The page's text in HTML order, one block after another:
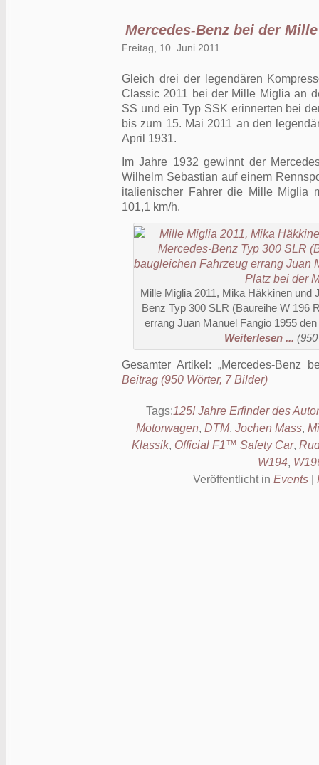
Mercedes-Benz bei der
Freitag, 10. Juni 2011
Gleich drei der legendären
Classic 2011 bei der Mille Miglia an
SS und ein Typ SSK erinnerten bei
bis zum 15. Mai 2011 an den
April 1931.
Im Jahre 1932 gewinnt der
Wilhelm Sebastian auf einem
italienischer Fahrer die Mille Miglia
101,1 km/h.
Mille Miglia 2011, Mika Häkkinen und
Benz Typ 300 SLR (Baureihe W 196
errang Juan Manuel Fangio 1955
Weiterlesen ...
Gesamter Artikel:
Mercedes-Benz
Beitrag (950 Wörter, 7 Bilder)
Tags:125! Jahre Erfinder des
Motorwagen, DTM, Jochen Mass,
Klassik, Official F1™ Safety Car,
W194,
Veröffentlicht in Events